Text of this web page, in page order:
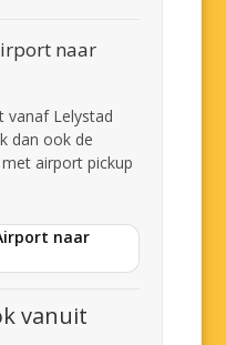
naar
vanaf Lelystad
dan ook de
airport pickup
naar
vanuit